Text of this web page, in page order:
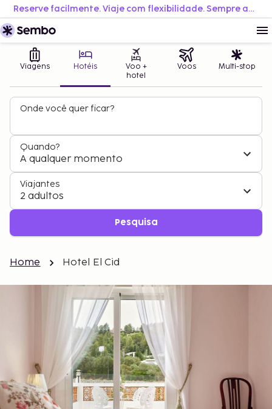
Reserve facilmente. Viaje com flexibilidade. Sempre ao melhor preço.
Viagens Hotéis
Voo +
hotel
Voos Multi-stop
Onde você quer ficar?
Quando?
A qualquer momento
Viajantes
2 adultos
Pesquisa
Home Hotel El Cid